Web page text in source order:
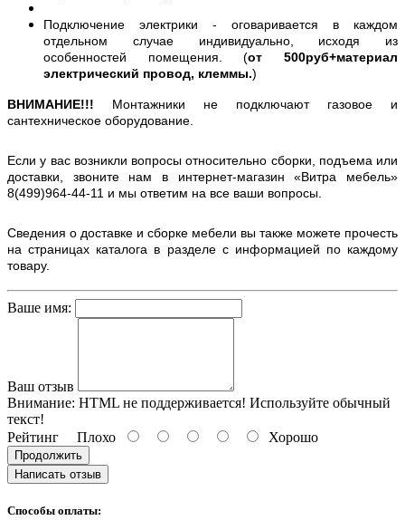
Подключение электрики - оговаривается в каждом
отдельном случае индивидуально, исходя из
особенностей помещения. (от 500руб+материал
электрический провод, клеммы.)
ВНИМАНИЕ!!! Монтажники не подключают газовое и
сантехническое оборудование.
Если у вас возникли вопросы относительно сборки, подъема или
доставки, звоните нам в интернет-магазин «Витра мебель»
8(499)964-44-11 и мы ответим на все ваши вопросы.
Сведения о доставке и сборке мебели вы также можете прочесть
на страницах каталога в разделе с информацией по каждому
товару.
Ваше имя:
Ваш отзыв
Внимание: HTML не поддерживается! Используйте обычный
текст!
Рейтинг Плохо Хорошо
Продолжить
Написать отзыв
Способы оплаты: